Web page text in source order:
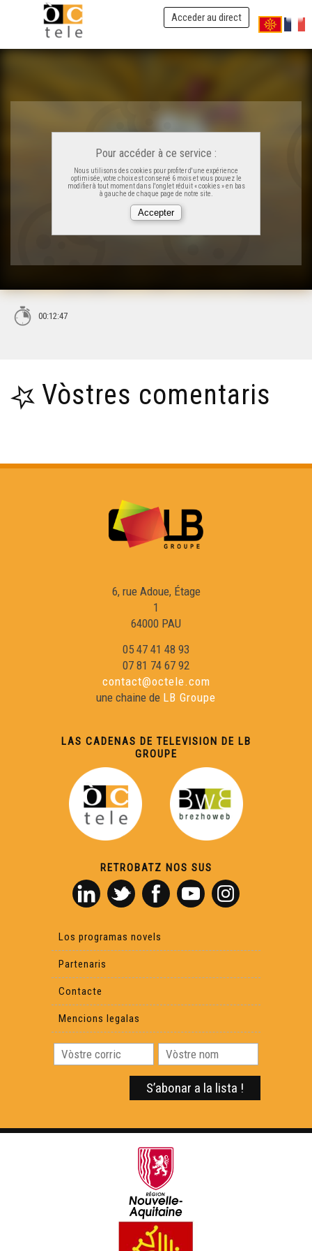
Acceder au direct
Pour accéder à ce service :
Nous utilisons des cookies pour profiter d'une expérience
optimisée, votre choix est conservé 6 mois et vous pouvez le
modifier à tout moment dans l'onglet réduit « cookies » en bas
à gauche de chaque page de notre site.
00:12:47
Vòstres comentaris
6, rue Adoue, Étage
1
64000 PAU
05 47 41 48 93
07 81 74 67 92
contact@octele.com
une chaine de LB Groupe
LAS CADENAS DE TELEVISION DE LB
GROUPE
RETROBATZ NOS SUS
Los programas novels
Partenaris
Contacte
Mencions legalas